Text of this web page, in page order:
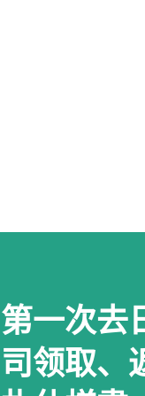
第一次去
司领取、